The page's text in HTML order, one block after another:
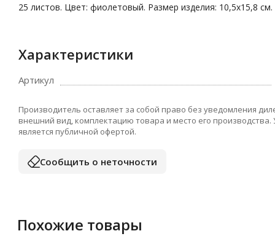
25 листов. Цвет: фиолетовый. Размер изделия: 10,5х15,8
Характеристики
Артикул
Производитель оставляет за собой право без уведомления
внешний вид, комплектацию товара и место его
является публичной офертой.
Сообщить о неточности
Похожие товары